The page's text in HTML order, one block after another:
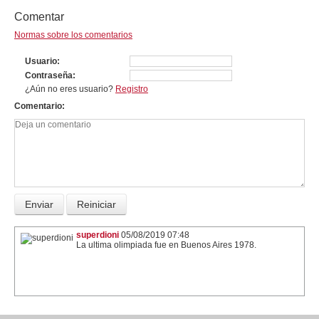
Comentar
Normas sobre los comentarios
Usuario
Contraseña
¿Aún no eres usuario? Registro
Comentario
superdioni 05/08/2019 07:48
La ultima olimpiada fue en Buenos Aires 1978.